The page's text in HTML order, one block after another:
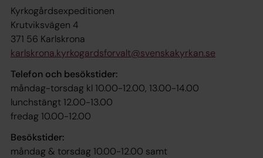
Kyrkogårdsexpeditionen
Krutviksvägen 4
371 56 Karlskrona
karlskrona.kyrkogardsforvalt@svenskakyrkan.se
Telefon och besökstider:
måndag-torsdag kl 10.00-12.00, 13.00-14.00
lunchstängt 12.00-13.00
fredag 10.00-12.00
Besökstider:
måndag & torsdag 10.00-12.00 samt